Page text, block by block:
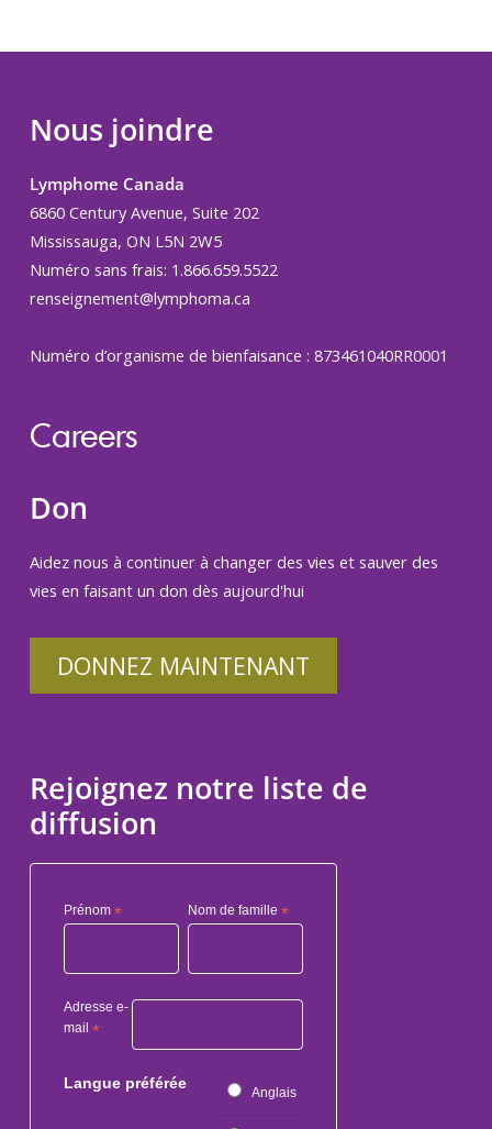
Nous joindre
Lymphome Canada
6860 Century Avenue, Suite 202
Mississauga, ON L5N 2W5
Numéro sans frais: 1.866.659.5522
renseignement@lymphoma.ca
Numéro d’organisme de bienfaisance : 873461040RR0001
Careers
Don
Aidez nous à continuer à changer des vies et sauver des
vies en faisant un don dès aujourd'hui
DONNEZ MAINTENANT
Rejoignez notre liste de
diffusion
Prénom * Nom de famille*
Adresse e-
mail *
Langue préférée
Anglais